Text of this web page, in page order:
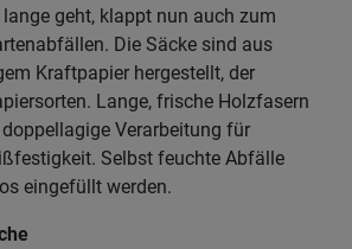
geht, klappt nun auch zum
Die Säcke sind aus
Kraftpapier hergestellt, der
Lange, frische Holzfasern
Verarbeitung für
Selbst feuchte Abfälle
eingefüllt werden.